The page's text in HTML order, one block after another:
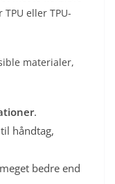
eller TPU-
materialer,
.
håndtag,
meget bedre end